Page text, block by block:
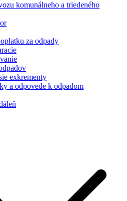
komunálneho a triedeného
za odpady
exkrementy
a odpovede k odpadom